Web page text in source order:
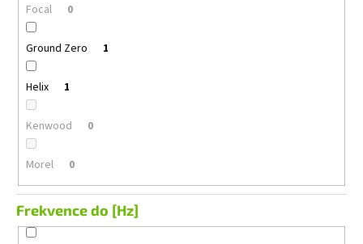
Focal 0
Ground Zero 1
Helix 1
Kenwood 0
Morel 0
Frekvence do [Hz]